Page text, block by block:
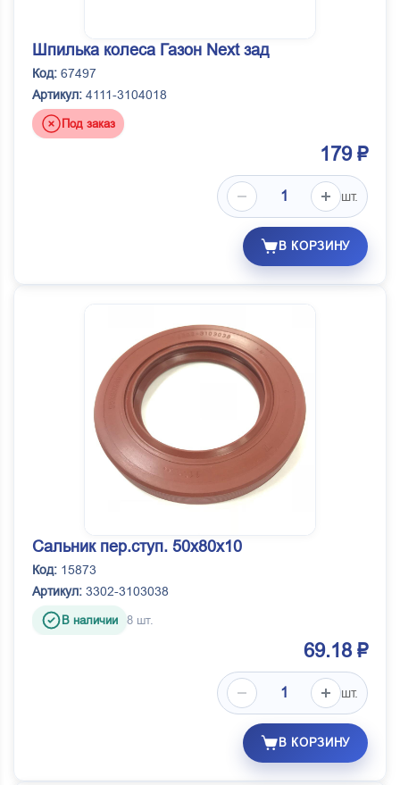
Шпилька колеса Газон Next зад
Код: 67497
Артикул: 4111-3104018
Под заказ
179 ₽
шт.
В КОРЗИНУ
Сальник пер.ступ. 50х80х10
Код: 15873
Артикул: 3302-3103038
В наличии 8 шт.
69.18 ₽
шт.
В КОРЗИНУ